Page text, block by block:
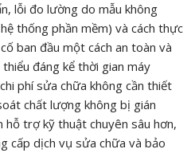
lỗi đo lường do mẫu không
thống phần mềm) và cách thực
ban đầu một cách an toàn và
đáng kể thời gian máy
phí sửa chữa không cần thiết
chất lượng không bị gián
trợ kỹ thuật chuyên sâu hơn,
cấp dịch vụ sửa chữa và bảo